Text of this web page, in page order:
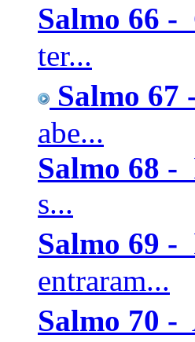
Salmo 66 -
ter...
Salmo 67
abe...
Salmo 68 -
s...
Salmo 69 -
entraram...
Salmo 70 -